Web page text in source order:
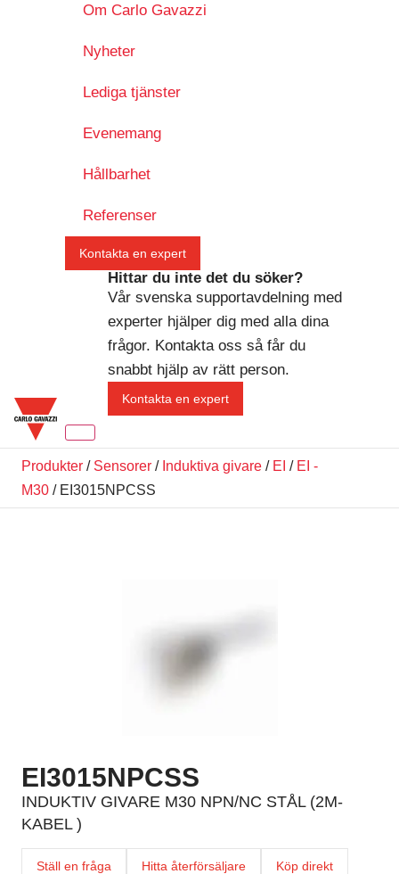
Om Carlo Gavazzi
Nyheter
Lediga tjänster
Evenemang
Hållbarhet
Referenser
Kontakta en expert
Hittar du inte det du söker?
Vår svenska supportavdelning med
experter hjälper dig med alla dina
frågor. Kontakta oss så får du
snabbt hjälp av rätt person.
Kontakta en expert
Produkter / Sensorer / Induktiva givare / EI / EI -
M30 / EI3015NPCSS
EI3015NPCSS
INDUKTIV GIVARE M30 NPN/NC STÅL (2M-
KABEL )
Ställ en fråga Hitta återförsäljare Köp direkt